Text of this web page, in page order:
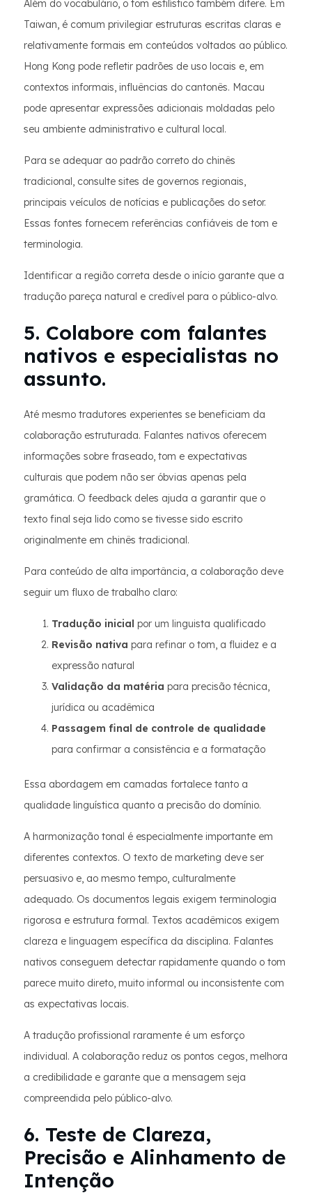
Além do vocabulário, o tom estilístico também difere. Em
Taiwan, é comum privilegiar estruturas escritas claras e
relativamente formais em conteúdos voltados ao público.
Hong Kong pode refletir padrões de uso locais e, em
contextos informais, influências do cantonês. Macau
pode apresentar expressões adicionais moldadas pelo
seu ambiente administrativo e cultural local.
Para se adequar ao padrão correto do chinês
tradicional, consulte sites de governos regionais,
principais veículos de notícias e publicações do setor.
Essas fontes fornecem referências confiáveis ​​de tom e
terminologia.
Identificar a região correta desde o início garante que a
tradução pareça natural e credível para o público-alvo.
5. Colabore com falantes
nativos e especialistas no
assunto.
Até mesmo tradutores experientes se beneficiam da
colaboração estruturada. Falantes nativos oferecem
informações sobre fraseado, tom e expectativas
culturais que podem não ser óbvias apenas pela
gramática. O feedback deles ajuda a garantir que o
texto final seja lido como se tivesse sido escrito
originalmente em chinês tradicional.
Para conteúdo de alta importância, a colaboração deve
seguir um fluxo de trabalho claro:
Tradução inicial por um linguista qualificado
Revisão nativa para refinar o tom, a fluidez e a
expressão natural
Validação da matéria para precisão técnica,
jurídica ou acadêmica
Passagem final de controle de qualidade
para confirmar a consistência e a formatação
Essa abordagem em camadas fortalece tanto a
qualidade linguística quanto a precisão do domínio.
A harmonização tonal é especialmente importante em
diferentes contextos. O texto de marketing deve ser
persuasivo e, ao mesmo tempo, culturalmente
adequado. Os documentos legais exigem terminologia
rigorosa e estrutura formal. Textos acadêmicos exigem
clareza e linguagem específica da disciplina. Falantes
nativos conseguem detectar rapidamente quando o tom
parece muito direto, muito informal ou inconsistente com
as expectativas locais.
A tradução profissional raramente é um esforço
individual. A colaboração reduz os pontos cegos, melhora
a credibilidade e garante que a mensagem seja
compreendida pelo público-alvo.
6. Teste de Clareza,
Precisão e Alinhamento de
Intenção